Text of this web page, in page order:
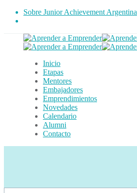
Sobre Junior Achievement Argentina
Inicio
Etapas
Mentores
Embajadores
Emprendimientos
Novedades
Calendario
Alumni
Contacto